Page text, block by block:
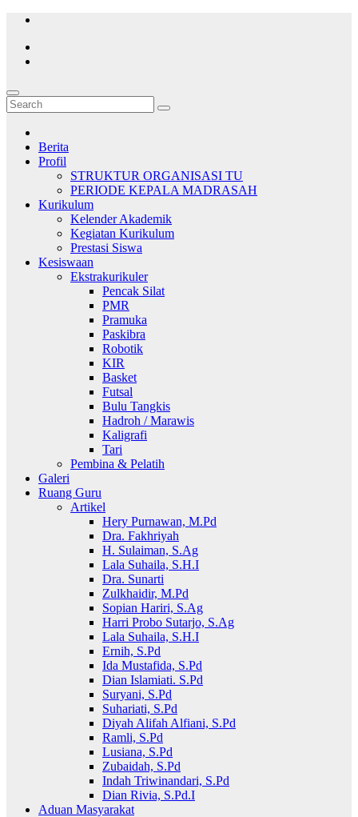
Skip
content
Berita
Profil
STRUKTUR ORGANISASI TU
PERIODE KEPALA MADRASAH
Kurikulum
Kelender Akademik
Kegiatan Kurikulum
Prestasi Siswa
Kesiswaan
Ekstrakurikuler
Pencak Silat
PMR
Pramuka
Paskibra
Robotik
KIR
Basket
Futsal
Bulu Tangkis
Hadroh / Marawis
Kaligrafi
Tari
Pembina & Pelatih
Galeri
Ruang Guru
Artikel
Hery Purnawan, M.Pd
Dra. Fakhriyah
H. Sulaiman, S.Ag
Lala Suhaila, S.H.I
Dra. Sunarti
Zulkhaidir, M.Pd
Sopian Hariri, S.Ag
Harri Probo Sutarjo, S.Ag
Lala Suhaila, S.H.I
Ernih, S.Pd
Ida Mustafida, S.Pd
Dian Islamiati. S.Pd
Suryani, S.Pd
Suhariati, S.Pd
Diyah Alifah Alfiani, S.Pd
Ramli, S.Pd
Lusiana, S.Pd
Zubaidah, S.Pd
Indah Triwinandari, S.Pd
Dian Rivia, S.Pd.I
Aduan Masyarakat